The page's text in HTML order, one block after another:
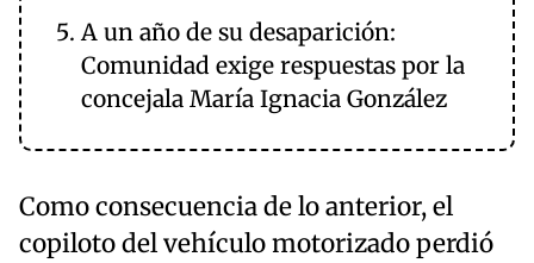
A un año de su desaparición:
Comunidad exige respuestas por la
concejala María Ignacia González
Como consecuencia de lo anterior, el
copiloto del vehículo motorizado perdió